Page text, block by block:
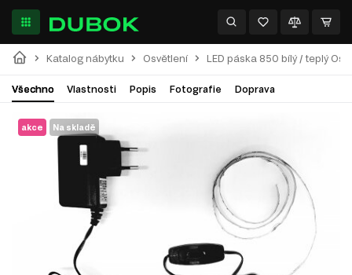
Katalog nábytku Osvětlení LED páska 850 bílý / teplý
Všechno Vlastnosti Popis Fotografie Doprava
akce Na skladě